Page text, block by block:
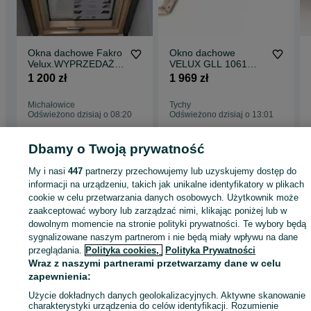
Kołnierz z dodatkową termoizolacją jest doskonałym systemowym
rozwiązaniem gwarantującym szczelne i „ciepłe” połączenie okna z
połacią dachu. Posiada przyklejony od wewnątrz elastyczny
czemu po zamontowaniu tworzy termoizolacyjną ramę. Materiał
termoizolacyjny charakteryzuje się bardzo dobrymi parametrami
(bardzo dobry współczynnik λ).
Kołnierz w wersji Thermo izoluje termicznie okno i znacznie
poprawia współczynnik przenikania ciepła nawet do 15% w
Możliwa wysyłka kurierem.
Przy zakupie od 5000 zł i przedpłacie przesyłka paletowa gratis.
Możliwy odbiór osobisty w Tychach.
Okna dachowe Fakro
Velux.WYPRZEDAŻ Z
MAGAZYNU.
1 200 zł
Michałowice
Odświeżono dzisiaj o 08:20
Okno dachowe
VELUX GLL 1061
78x118 +kołnierz
1 969 zł
Tychy
Odświeżono dzisiaj o 13:01
Strona główna Budowa i Remont Okna Okna dachowe
Okna dachowe -
Śląskie
Okna dachowe - Tychy
KATEGORIA
734589756 Wyświetlenia:
Zadzwoń / SMS Wyślij wiadomość
Dbamy o Twoją prywatność
My i nasi447 partnerzy przechowujemy lub uzyskujemy dostęp do
informacji na urządzeniu, takich jak unikalne identyfikatory w plikach
cookie w celu przetwarzania danych osobowych. Użytkownik może
zaakceptować wybory lub zarządzać nimi, klikając poniżej lub w
dowolnym momencie na stronie polityki prywatności. Te wybory będą
sygnalizowane naszym partnerom i nie będą miały wpływu na dane
przeglądania. Polityka cookies, Polityka Prywatności
Wraz z naszymi partnerami przetwarzamy dane w celu
zapewnienia:
Użycie dokładnych danych geolokalizacyjnych. Aktywne skanowanie
charakterystyki urządzenia do celów identyfikacji. Rozumienie